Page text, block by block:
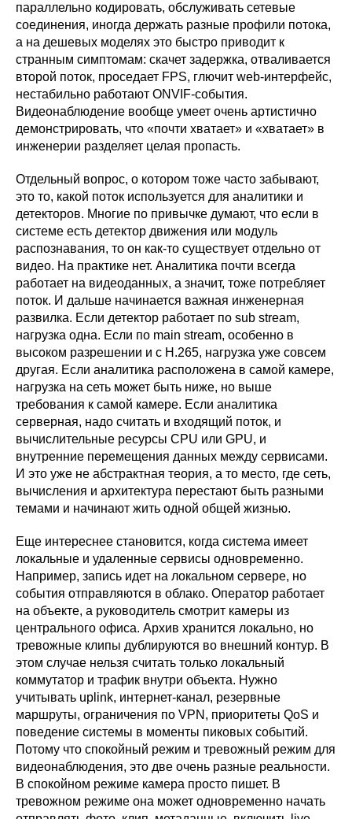
параллельно кодировать, обслуживать сетевые
соединения, иногда держать разные профили потока,
а на дешевых моделях это быстро приводит к
странным симптомам: скачет задержка, отваливается
второй поток, проседает FPS, глючит web-интерфейс,
нестабильно работают ONVIF-события.
Видеонаблюдение вообще умеет очень артистично
демонстрировать, что «почти хватает» и «хватает» в
инженерии разделяет целая пропасть.
Отдельный вопрос, о котором тоже часто забывают,
это то, какой поток используется для аналитики и
детекторов. Многие по привычке думают, что если в
системе есть детектор движения или модуль
распознавания, то он как-то существует отдельно от
видео. На практике нет. Аналитика почти всегда
работает на видеоданных, а значит, тоже потребляет
поток. И дальше начинается важная инженерная
развилка. Если детектор работает по sub stream,
нагрузка одна. Если по main stream, особенно в
высоком разрешении и с H.265, нагрузка уже совсем
другая. Если аналитика расположена в самой камере,
нагрузка на сеть может быть ниже, но выше
требования к самой камере. Если аналитика
серверная, надо считать и входящий поток, и
вычислительные ресурсы CPU или GPU, и
внутренние перемещения данных между сервисами.
И это уже не абстрактная теория, а то место, где сеть,
вычисления и архитектура перестают быть разными
темами и начинают жить одной общей жизнью.
Еще интереснее становится, когда система имеет
локальные и удаленные сервисы одновременно.
Например, запись идет на локальном сервере, но
события отправляются в облако. Оператор работает
на объекте, а руководитель смотрит камеры из
центрального офиса. Архив хранится локально, но
тревожные клипы дублируются во внешний контур. В
этом случае нельзя считать только локальный
коммутатор и трафик внутри объекта. Нужно
учитывать uplink, интернет-канал, резервные
маршруты, ограничения по VPN, приоритеты QoS и
поведение системы в моменты пиковых событий.
Потому что спокойный режим и тревожный режим для
видеонаблюдения, это две очень разные реальности.
В спокойном режиме камера просто пишет. В
тревожном режиме она может одновременно начать